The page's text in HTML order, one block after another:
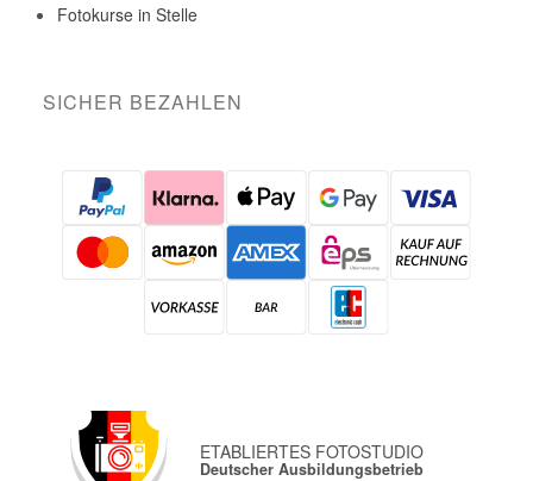
Fotokurse in Stelle
SICHER BEZAHLEN
ETABLIERTES FOTOSTUDIO
Deutscher Ausbildungsbetrieb